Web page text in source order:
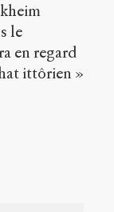
le
en regard
ittôrien »